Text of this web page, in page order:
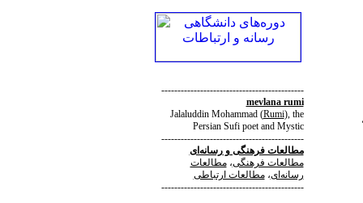
--------------------------------------------
mevlana rumi
Jalaluddin Mohammad(Rumi), the
Persian Sufi poet and Mystic
--------------------------------------------
مطالعات فرهنگیورسانه‌ای
مطالعات فرهنگی،مطالعات
رسانه‌ای،مطالعات ارتباطی
--------------------------------------------